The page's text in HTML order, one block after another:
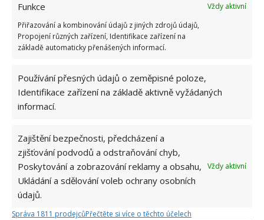
Funkce
Vždy aktivní
Přiřazování a kombinování údajů z jiných zdrojů údajů,
Propojení různých zařízení, Identifikace zařízení na
základě automaticky přenášených informací.
Používání přesných údajů o zeměpisné poloze,
Identifikace zařízení na základě aktivně vyžádaných
informací.
Zajištění bezpečnosti, předcházení a
zjišťování podvodů a odstraňování chyb,
Poskytování a zobrazování reklamy a obsahu,
Ukládání a sdělování voleb ochrany osobních
údajů.
Vždy aktivní
Správa 1811 prodejcůPřečtěte si více o těchto účelech